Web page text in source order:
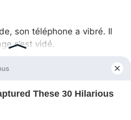
son téléphone a vibré. Il
s’est vidé.
pourquoi tu as retiré
peur a traversé son